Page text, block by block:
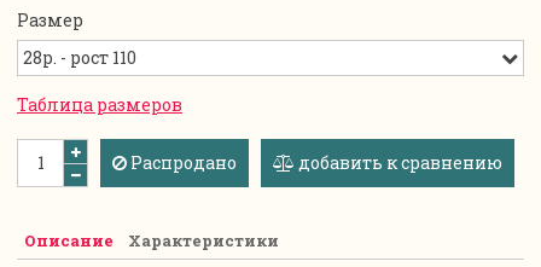
Размер
Таблица размеров
Распродано добавить к сравнению
Описание Характеристики